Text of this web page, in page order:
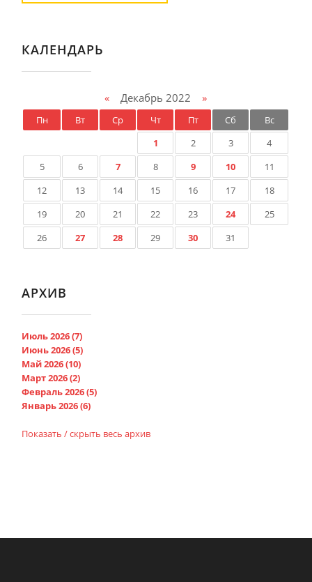
КАЛЕНДАРЬ
« Декабрь 2022»
Пн Вт Ср Чт Пт Сб
Вс
1
2 3
4
5
6 7 8 9 10
11
12
13 14 15 16 17
18
19
20 21 22 23 24
25
26
27 28 29 30 31
АРХИВ
Июль 2026 (7)
Июнь 2026 (5)
Май 2026 (10)
Март 2026 (2)
Февраль 2026 (5)
Январь 2026 (6)
Показать / скрыть весь архив